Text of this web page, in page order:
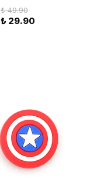
₺ 49.90
₺ 29.90